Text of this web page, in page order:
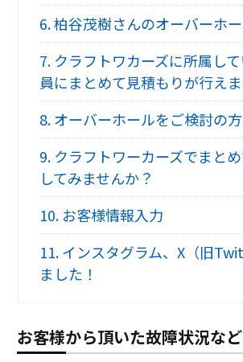
6.柏谷茂樹さんのオーバーホ
7.クラフトワカーズに所属し
員にまとめて見積もりが行え
8.オーバーホールをご検討の
9.クラフトワーカーズでまと
してみませんか？
10.お客様情報入力
11.インスタグラム、X（旧
ました！
お客様から頂いた故障状況など